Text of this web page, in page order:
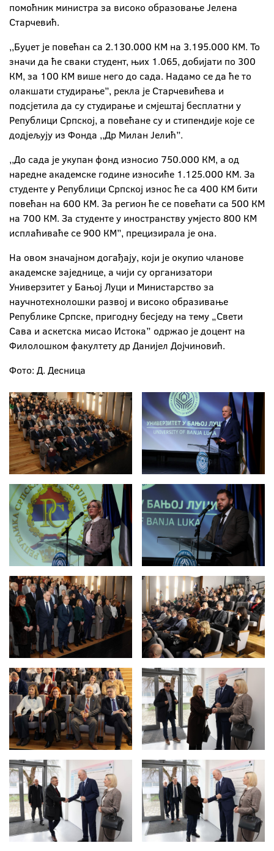
помоћник министра за високо образовање Јелена
Старчевић.
,,Буџет је повећан са 2.130.000 КМ на 3.195.000 КМ. То
значи да ће сваки студент, њих 1.065, добијати по 300
КМ, за 100 КМ више него до сада. Надамо се да ће то
олакшати студирање”, рекла је Старчевићева и
подсјетила да су студирање и смјештај бесплатни у
Републици Српској, а повећане су и стипендије које се
додјељују из Фонда ,,Др Милан Јелић”.
,,До сада је укупан фонд износио 750.000 КМ, а од
наредне академске године износиће 1.125.000 КМ. За
студенте у Републици Српској износ ће са 400 КМ бити
повећан на 600 КМ. За регион ће се повећати са 500 КМ
на 700 КМ. За студенте у иностранству умјесто 800 КМ
исплаћиваће се 900 КМ”, прецизирала је она.
На овом значајном догађају, који је окупио чланове
академске заједнице, а чији су организатори
Универзитет у Бањој Луци и Министарство за
научнотехнолошки развој и високо образивање
Републике Српске, пригодну бесједу на тему „Свети
Сава и аскетска мисао Истока” одржао је доцент на
Филолошком факултету др Данијел Дојчиновић.
Фото: Д. Десница